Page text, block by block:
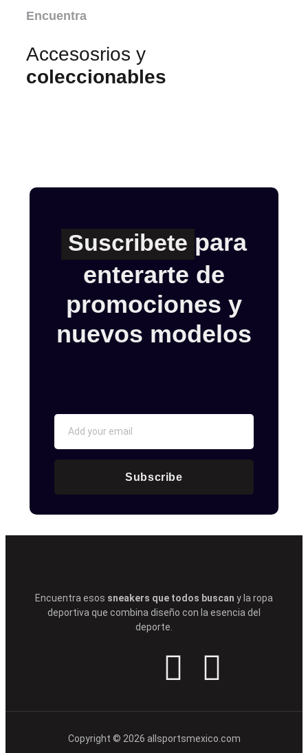
Encuentra
Accesosrios y
coleccionables
Suscribete para
enterarte de
promociones y
nuevos modelos
Subscribe
Encuentra esos sneakers que todos buscan y la ropa
deportiva que combina diseño con la esencia del
deporte.
Copyright © 2026 allsportsmexico.com